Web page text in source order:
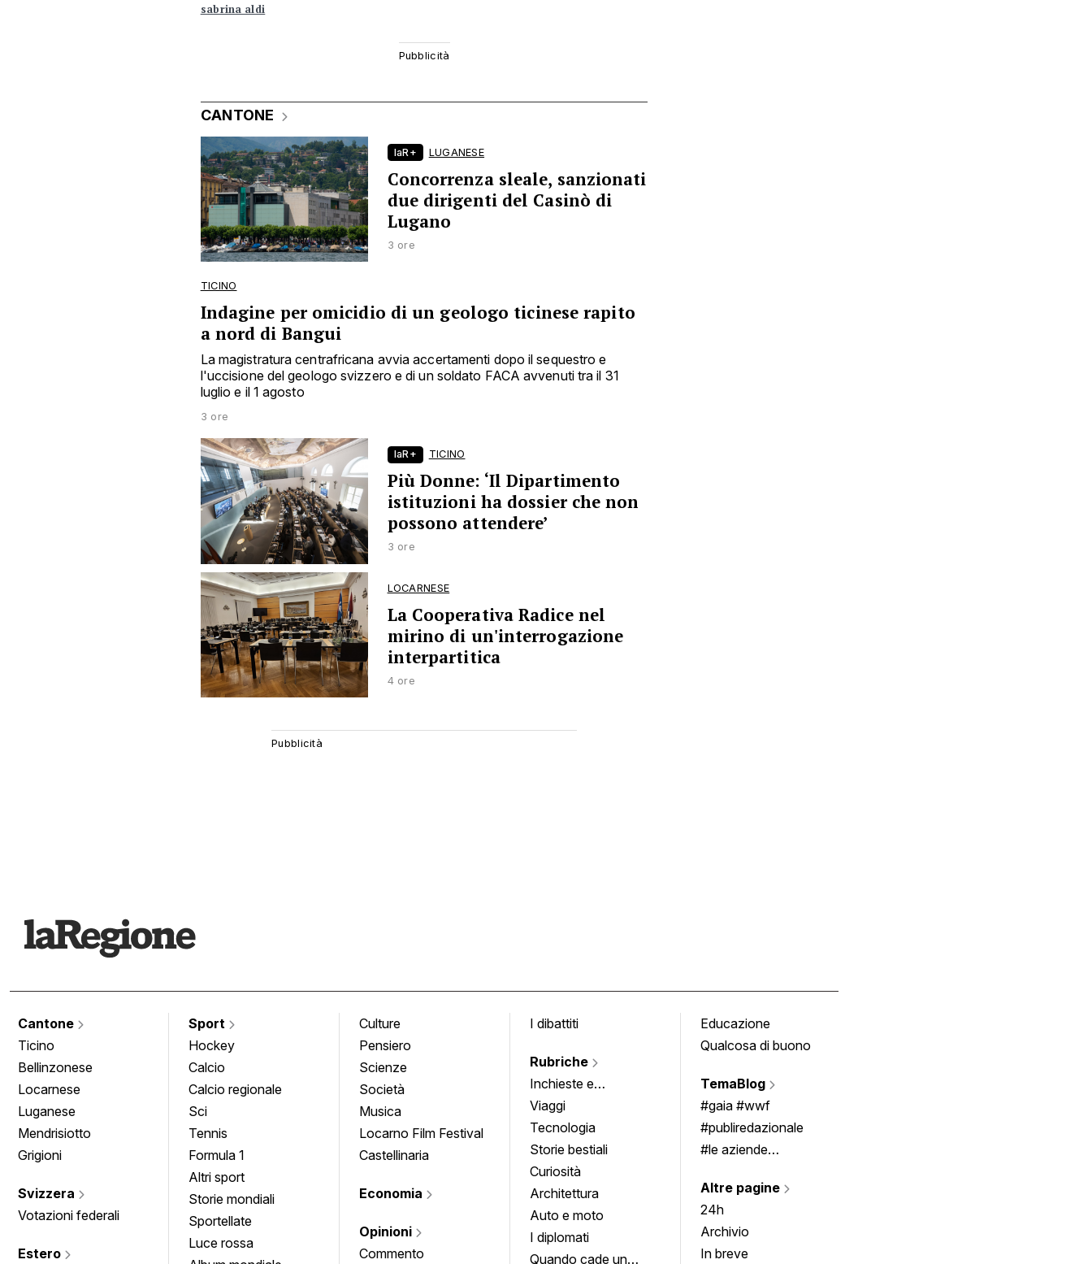
sabrina aldi
CANTONE
laR+ LUGANESE
Concorrenza sleale, sanzionati
due dirigenti del Casinò di
Lugano
3 ore
TICINO
Indagine per omicidio di un geologo ticinese rapito
a nord di Bangui
La magistratura centrafricana avvia accertamenti dopo il sequestro e
l'uccisione del geologo svizzero e di un soldato FACA avvenuti tra il 31
luglio e il 1 agosto
3 ore
laR+ TICINO
Più Donne: ‘Il Dipartimento
istituzioni ha dossier che non
possono attendere’
3 ore
LOCARNESE
La Cooperativa Radice nel
mirino di un'interrogazione
interpartitica
4 ore
Cantone
Ticino
Bellinzonese
Locarnese
Luganese
Mendrisiotto
Grigioni
Svizzera
Votazioni federali
Estero
Sport
Hockey
Calcio
Calcio regionale
Sci
Tennis
Formula 1
Altri sport
Storie mondiali
Sportellate
Luce rossa
Culture
Pensiero
Scienze
Società
Musica
Locarno Film Festival
Castellinaria
Economia
Opinioni
Commento
I dibattiti
Rubriche
Inchieste e
approfondimenti
Viaggi
Tecnologia
Storie bestiali
Curiosità
Architettura
Auto e moto
I diplomati
Quando cade un
Educazione
Qualcosa di buono
TemaBlog
#gaia #wwf
#publiredazionale
#le aziende
Altre pagine
24h
Archivio
In breve